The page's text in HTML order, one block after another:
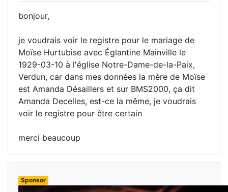
bonjour,
je voudrais voir le registre pour le mariage de
Moïse Hurtubise avec Églantine Mainville le
1929-03-10 à l'église Notre-Dame-de-la-Paix,
Verdun, car dans mes données la mère de Moïse
est Amanda Désaillers et sur BMS2000, ça dit
Amanda Decelles, est-ce la même, je voudrais
voir le registre pour être certain
merci beaucoup
Sponsor